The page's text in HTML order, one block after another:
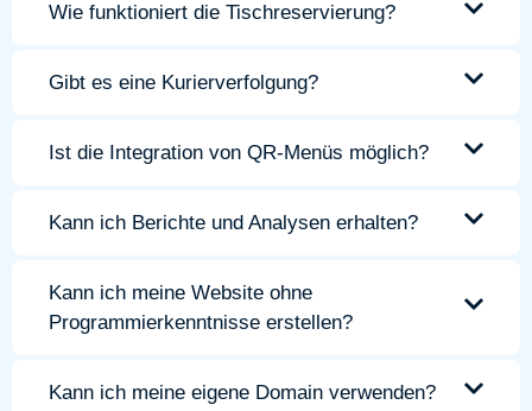
Wie funktioniert die Tischreservierung?
Gibt es eine Kurierverfolgung?
Ist die Integration von QR-Menüs möglich?
Kann ich Berichte und Analysen erhalten?
Kann ich meine Website ohne
Programmierkenntnisse erstellen?
Kann ich meine eigene Domain verwenden?